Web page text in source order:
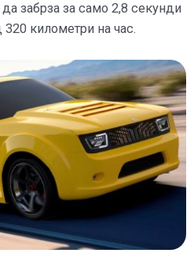
забрза за само 2,8 секунди
километри на час.